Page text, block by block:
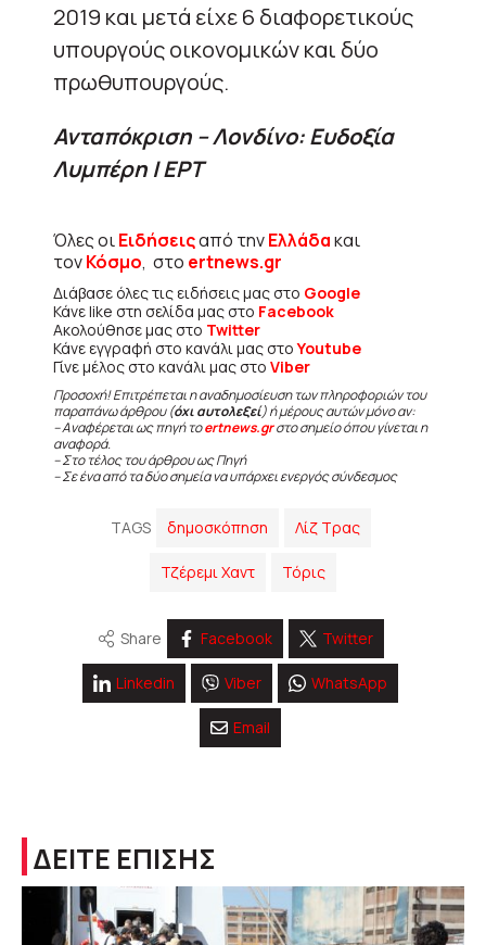
2019 και μετά είχε 6 διαφορετικούς
υπουργούς οικονομικών και δύο
πρωθυπουργούς.
Ανταπόκριση – Λονδίνο: Ευδοξία
Λυμπέρη | ΕΡΤ
Όλες οιΕιδήσειςαπό τηνΕλλάδακαι
τονΚόσμο, στο ertnews.gr
Διάβασε όλες τις ειδήσεις μας στο Google
Κάνε like στη σελίδα μας στο Facebook
Ακολούθησε μας στο Twitter
Κάνε εγγραφή στο κανάλι μας στοYoutube
Γίνε μέλος στο κανάλι μας στο Viber
Προσοχή! Επιτρέπεται η αναδημοσίευση των πληροφοριών του
παραπάνω άρθρου (όχι αυτολεξεί) ή μέρους αυτών μόνο αν:
– Αναφέρεται ως πηγή τοertnews.grστο σημείο όπου γίνεται η
αναφορά.
– Στο τέλος του άρθρου ως Πηγή
– Σε ένα από τα δύο σημεία να υπάρχει ενεργός σύνδεσμος
TAGS δημοσκόπηση Λίζ Τρας
Τζέρεμι Χαντ Τόρις
Share Facebook Twitter
Linkedin Viber WhatsApp
Email
ΔΕΙΤΕ ΕΠΙΣΗΣ